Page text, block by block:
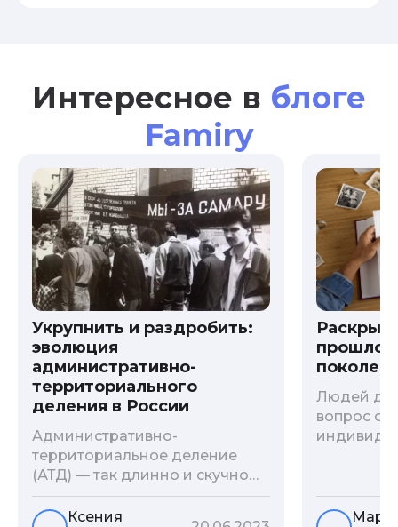
Интересное в блоге
Famiry
Укрупнить и раздробить:
эволюция
административно-
территориального
деления в России
Административно-
территориальное деление
(АТД) ― так длинно и скучно
называется разграничение
территории государства. В
Ксения
Людей
вопрос о
и